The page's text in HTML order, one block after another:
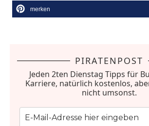
merken
PIRATENPOST
Jeden 2ten Dienstag Tipps für
Karriere, natürlich kostenlos,
nicht umsonst.